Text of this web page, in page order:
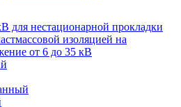
для нестационарной прокладки
изоляцией на
от 6 до 35 кВ